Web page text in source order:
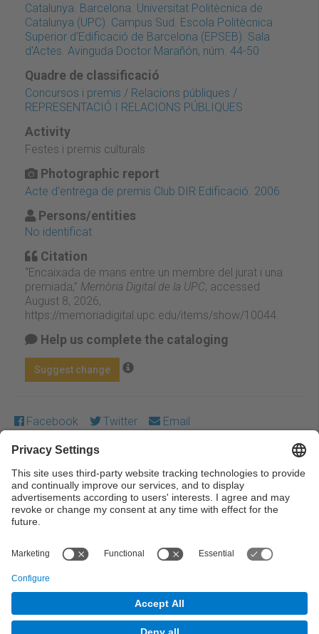
Catalunya. Barcelona. Universitat Politècnica de
Catalunya (UPC). Campus Sud. Escola Politècnica
Superior d'Edificació de Barcelona (EPSEB). Sala
d'Actes. Avinguda Doctor Marañón, núm. 44-50
Quadre de classificació
Concursos i premis / Relacions públiques /
REPRESENTACIÓ I RELACIONS PÚBLIQUES
Activity
Festes i premis culturals
Photographic report
Acte d'entrega de premis Club DIR Edificació. 2006
Persons/entities
No identificat
Citation
“Encaixada de mans entre un membre del jurat i una
premiada,” Memòria Digital de la UPC, accessed
August 8, 2026,
https://memoriadigital.upc.edu/items/show/10044
Help us complete the cataloging
Suggest change
Facebook Twitter Email
Except where otherwise noted, content on this work is
licensed under a Creative Commons license:Attribution-
NonCommercial-NoDerivs 3.0 Spain